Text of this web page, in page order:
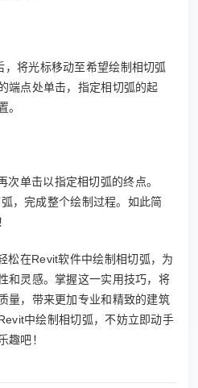
，将光标移动至希望绘制相切弧
端点处单击，指定相切弧的起
。
次单击以指定相切弧的终点。
，完成整个绘制过程。如此简
松在Revit软件中绘制相切弧，为
和灵感。掌握这一实用技巧，将
量，带来更加专业和精致的建筑
中绘制相切弧，不妨立即动手
趣吧！